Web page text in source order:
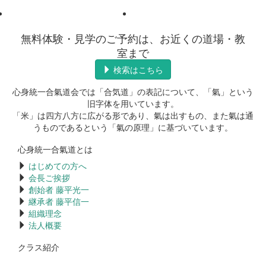
無料体験・見学のご予約は、お近くの道場・教
室まで
検索はこちら
心身統一合氣道会では「合気道」の表記について、「氣」という
旧字体を用いています。
「米」は四方八方に広がる形であり、氣は出すもの、また氣は通
うものであるという「氣の原理」に基づいています。
心身統一合氣道とは
はじめての方へ
会長ご挨拶
創始者 藤平光一
継承者 藤平信一
組織理念
法人概要
クラス紹介